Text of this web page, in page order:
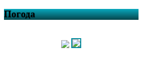
Погода